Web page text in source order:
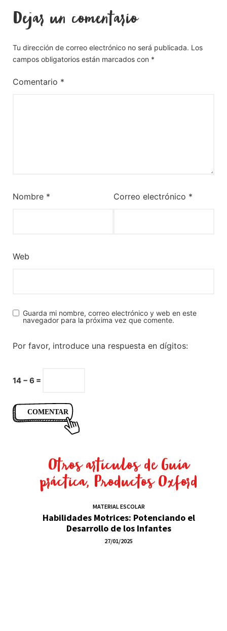
Dejar un comentario
Tu dirección de correo electrónico no será publicada. Los
campos obligatorios están marcados con *
Comentario *
Nombre * Correo electrónico *
Web
Guarda mi nombre, correo electrónico y web en este
navegador para la próxima vez que comente.
Por favor, introduce una respuesta en dígitos:
14 − 6 =
Otros artículos deGuía
práctica, Productos Oxford
MATERIAL ESCOLAR
Habilidades Motrices: Potenciando el
Desarrollo de los Infantes
27/01/2025